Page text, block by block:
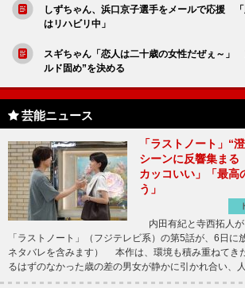
しずちゃん、浜口京子選手をメールで応援
はリハビリ中」
スギちゃん「恋人は二十歳の女性だぜぇ～」
ルド固め”を決める
芸能ニュース
「ラストノート」“
シーンに反響集まる
カッコいい」「最高
う」
内田有紀と寺西拓人
「ラストノート」（フジテレビ系）の第5話が、6日に
ネタバレを含みます） 本作は、環境も積み重ねてき
るはずのなかった歳の差の男女が静かに引かれ合い、